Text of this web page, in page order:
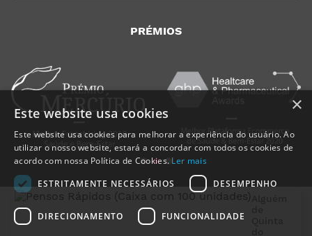
PRÉMIOS
×
Este website usa cookies
Este website usa cookies para melhorar a experiência do usuário. Ao
utilizar o nosso website, estará a concordar com todos os cookies de
acordo com nossa Política de Cookies. Ler mais
ESTRITAMENTE NECESSÁRIOS
DESEMPENHO
DIRECIONAMENTO FUNCIONALIDADE